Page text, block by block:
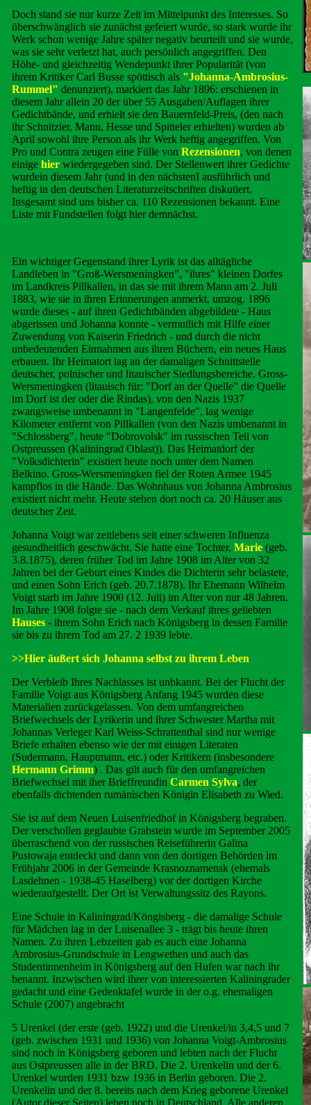
Doch stand sie nur kurze Zeit im Mittelpunkt des Interesses. So
überschwänglich sie zunächst gefeiert wurde, so stark wurde ihr
Werk schon wenige Jahre später negativ beurteilt und sie wurde,
was sie sehr verletzt hat, auch persönlich angegriffen. Den
Höhe- und gleichzeitig Wendepunkt ihrer Popularität (von
ihrem Kritiker Carl Busse spöttisch als "Johanna-Ambrosius-
Rummel" denunziert), markiert das Jahr 1896: erschienen in
diesem Jahr allein 20 der über 55 Ausgaben/Auflagen ihrer
Gedichtbände, und erhielt sie den Bauernfeld-Preis, (den nach
ihr Schnitzler, Mann, Hesse und Spitteler erhielten) wurden ab
April sowohl ihre Person als ihr Werk heftig angegriffen. Von
Pro und Contra zeugen eine Fülle von Rezensionen, von denen
einige hier wiedergegeben sind. Der Stellenwert ihrer Gedichte
wurdein diesem Jahr (und in den nächstenI ausführlich und
heftig in den deutschen Literaturzeitschriften diskutiert.
Insgesamt sind uns bisher ca. 110 Rezensionen bekannt. Eine
Liste mit Fundstellen folgt hier demnächst.
Ein wichtiger Gegenstand ihrer Lyrik ist das alltägliche
Landleben in "Groß-Wersmeningken", "ihres" kleinen Dorfes
im Landkreis Pillkallen, in das sie mit ihrem Mann am 2. Juli
1883, wie sie in ihren Erinnerungen anmerkt, umzog. 1896
wurde dieses - auf ihren Gedichtbänden abgebildete - Haus
abgerissen und Johanna konnte - vermutlich mit Hilfe einer
Zuwendung von Kaiserin Friedrich - und durch die nicht
unbedeutenden Einnahmen aus ihren Büchern, ein neues Haus
erbauen. Ihr Heimatort lag an der damaligen Schnittstelle
deutscher, polnischer und litauischer Siedlungsbereiche. Gross-
Wersmeningken (litauisch für: "Dorf an der Quelle" die Quelle
im Dorf ist der oder die Rindas), von den Nazis 1937
zwangsweise umbenannt in "Langenfelde", lag wenige
Kilometer entfernt von Pillkallen (von den Nazis umbenannt in
"Schlossberg", heute "Dobrovolsk" im russischen Teil von
Ostpreussen (Kaliningrad Oblast)). Das Heimatdorf der
"Volksdichterin" existiert heute noch unter dem Namen
Belkino. Gross-Wersmeningken fiel der Roten Armee 1945
kampflos in die Hände. Das Wohnhaus von Johanna Ambrosius
existiert nicht mehr. Heute stehen dort noch ca. 20 Häuser aus
deutscher Zeit.
Johanna Voigt war zeitlebens seit einer schweren Influenza
gesundheitlich geschwächt. Sie hatte eine Tochter, Marie (geb.
3.8.1875), deren früher Tod im Jahre 1908 im Alter von 32
Jahren bei der Geburt eines Kindes die Dichterin sehr belastete,
und einen Sohn Erich (geb. 20.7.1878). Ihr Ehemann Wilhelm
Voigt starb im Jahre 1900 (12. Juli) im Alter von nur 48 Jahren.
Im Jahre 1908 folgte sie - nach dem Verkauf ihres geliebten
Hauses - ihrem Sohn Erich nach Königsberg in dessen Familie
sie bis zu ihrem Tod am 27. 2 1939 lebte.
>>Hier äußert sich Johanna selbst zu ihrem Leben
Der Verbleib Ihres Nachlasses ist unbkannt. Bei der Flucht der
Familie Voigt aus Königsberg Anfang 1945 wurden diese
Materialien zurückgelassen. Von dem umfangreichen
Briefwechsels der Lyrikerin und ihrer Schwester Martha mit
Johannas Verleger Karl Weiss-Schrattenthal sind nur wenige
Briefe erhalten ebenso wie der mit einigen Literaten
(Sudermann, Hauptmann, etc.) oder Kritikern (insbesondere
Hermann Grimm) . Das gilt auch für den umfangreichen
Briefwechsel mit iher Brieffreundin Carmen Sylva, der
ebenfalls dichtenden rumänischen Königin Elisabeth zu Wied.
Sie ist auf dem Neuen Luisenfriedhof in Königsberg begraben.
Der verschollen geglaubte Grabstein wurde im September 2005
überraschend von der russischen Reiseführerin Galina
Pustowaja entdeckt und dann von den dortigen Behörden im
Frühjahr 2006 in der Gemeinde Krasnoznamensk (ehemals
Lasdehnen - 1938-45 Haselberg) vor der dortigen Kirche
wiederaufgestellt. Der Ort ist Verwaltungssitz des Rayons.
Eine Schule in Kaliningrad/Köngisberg - die damalige Schule
für Mädchen lag in der Luisenallee 3 - trägt bis heute ihren
Namen. Zu ihren Lebzeiten gab es auch eine Johanna
Ambrosius-Grundschule in Lengwethen und auch das
Studentinnenheim in Königsberg auf den Hufen war nach ihr
benannt. Inzwischen wird ihrer von interessierten Kaliningrader
gedacht und eine Gedenktafel wurde in der o.g. ehemaligen
Schule (2007) angebracht
5 Urenkel (der erste (geb. 1922) und die Urenkel/in 3,4,5 und 7
(geb. zwischen 1931 und 1936) von Johanna Voigt-Ambrosius
sind noch in Königsberg geboren und lebten nach der Flucht
aus Ostpreussen alle in der BRD. Die 2. Urenkelin und der 6.
Urenkel wurden 1931 bzw 1936 in Berlin geboren. Die 2.
Urenkelin und der 8. bereits nach dem Krieg geborene Urenkel
(Autor dieser Seiten) leben noch in Deutschland. Alle anderen